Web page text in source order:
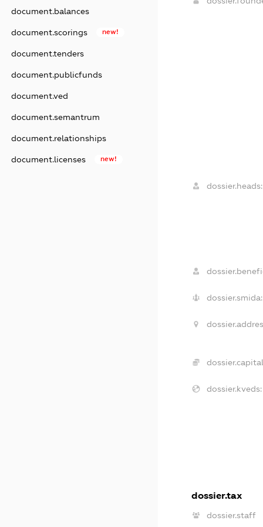
document.balances
document.scorings new!
document.tenders
document.publicfunds
document.ved
document.semantrum
document.relationships
document.licenses new!
dossier.heads:
dossier.smida:
dossier.kveds:
dossier.tax
dossier.staff